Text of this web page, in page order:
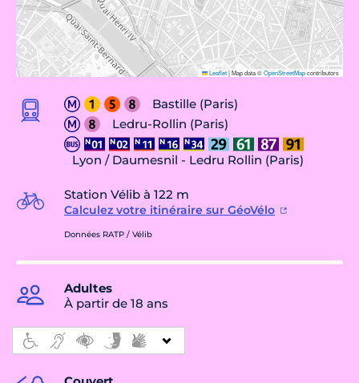
Leaflet|Map data ©OpenStreetMapcontributors
Bastille (Paris)
Ledru-Rollin (Paris)
Lyon / Daumesnil - Ledru Rollin (Paris)
Station Vélib à 122 m
Calculez votre itinéraire sur GéoVélo
Données RATP / Vélib
Adultes
À partir de 18 ans